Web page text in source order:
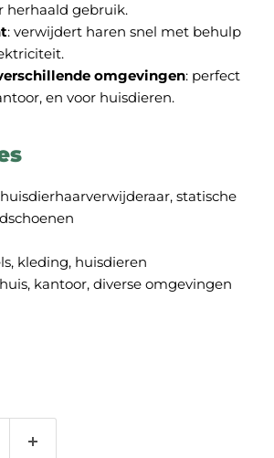
herhaald gebruik.
: verwijdert haren snel met behulp
omgevingen: perfect
en voor huisdieren.
huisdierhaarverwijderaar, statische
kleding, huisdieren
kantoor, diverse omgevingen